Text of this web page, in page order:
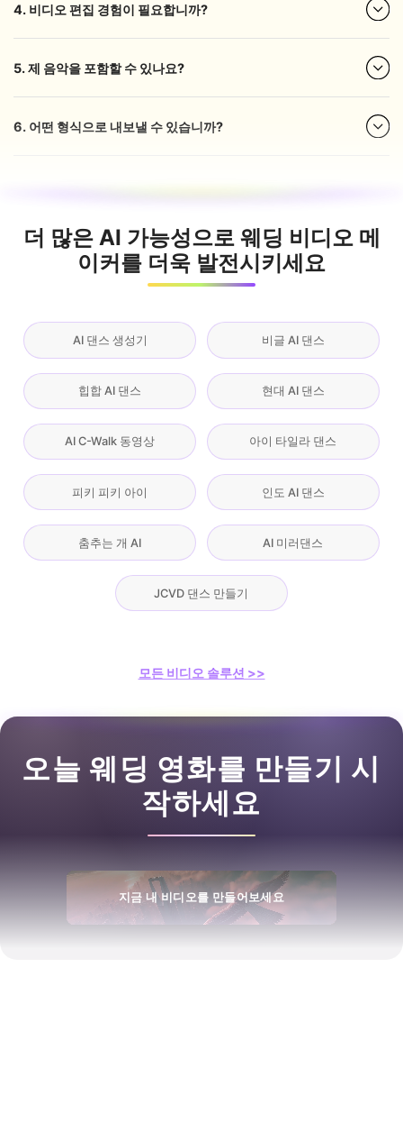
4. 비디오 편집 경험이 필요합니까?
5. 제 음악을 포함할 수 있나요?
6. 어떤 형식으로 내보낼 수 있습니까?
더 많은 AI 가능성으로 웨딩 비디오 메
이커를 더욱 발전시키세요
AI 댄스 생성기 비글 AI 댄스
힙합 AI 댄스 현대 AI 댄스
AI C-Walk 동영상 아이 타일라 댄스
피키 피키 아이 인도 AI 댄스
춤추는 개 AI AI 미러댄스
JCVD 댄스 만들기
모든 비디오 솔루션 >>
오늘 웨딩 영화를 만들기 시
작하세요
지금 내 비디오를 만들어보세요